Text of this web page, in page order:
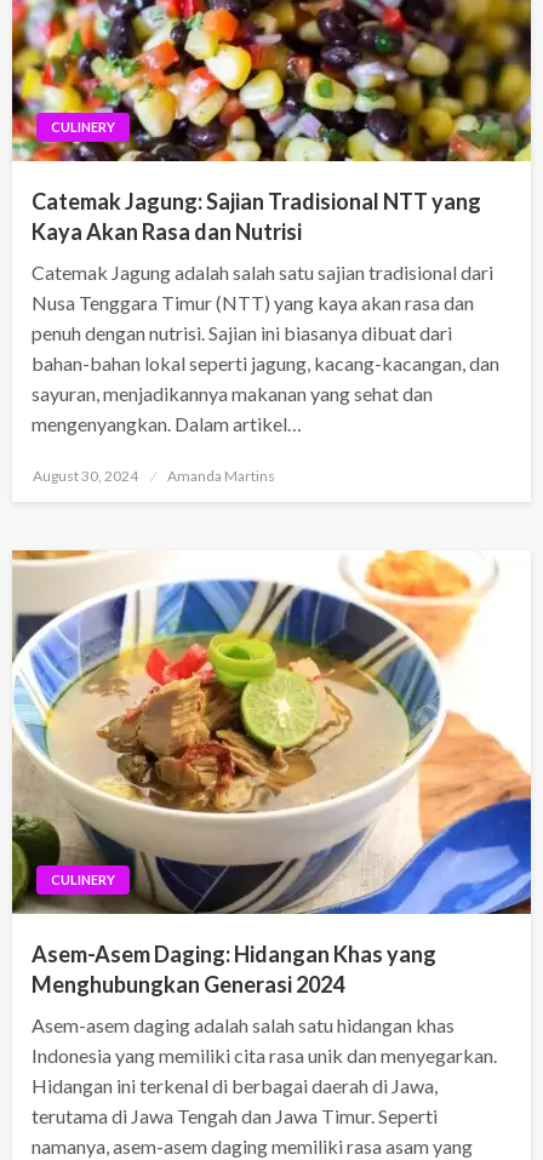
CULINERY
Catemak Jagung: Sajian Tradisional NTT yang
Kaya Akan Rasa dan Nutrisi
Catemak Jagung adalah salah satu sajian tradisional dari
Nusa Tenggara Timur (NTT) yang kaya akan rasa dan
penuh dengan nutrisi. Sajian ini biasanya dibuat dari
bahan-bahan lokal seperti jagung, kacang-kacangan, dan
sayuran, menjadikannya makanan yang sehat dan
mengenyangkan. Dalam artikel…
Posted
August 30, 2024 Amanda Martins
CULINERY
Asem-Asem Daging: Hidangan Khas yang
Menghubungkan Generasi 2024
Asem-asem daging adalah salah satu hidangan khas
Indonesia yang memiliki cita rasa unik dan menyegarkan.
Hidangan ini terkenal di berbagai daerah di Jawa,
terutama di Jawa Tengah dan Jawa Timur. Seperti
namanya, asem-asem daging memiliki rasa asam yang